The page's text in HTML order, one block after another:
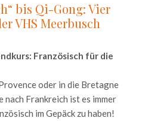
bis Qi-Gong: Vier
VHS Meerbusch
Französisch für die
oder in die Bretagne
nach Frankreich ist es immer
im Gepäck zu haben!